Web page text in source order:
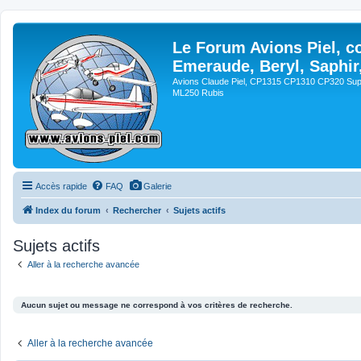
Le Forum Avions Piel,
Emeraude, Beryl,
Avions Claude Piel, CP1315 CP1310 CP320
ML250 Rubis
Accès rapide FAQ Galerie
Index du forum Rechercher Sujets actifs
Sujets actifs
Aller à la recherche avancée
Aucun sujet ou message ne correspond à vos critères de recherche.
Aller à la recherche avancée